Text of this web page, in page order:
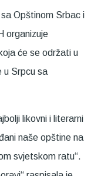
Opštinom Srbac i
organizuje
će se održati u
u Srpcu sa
likovni i literarni
naše opštine na
svjetskom ratu“.